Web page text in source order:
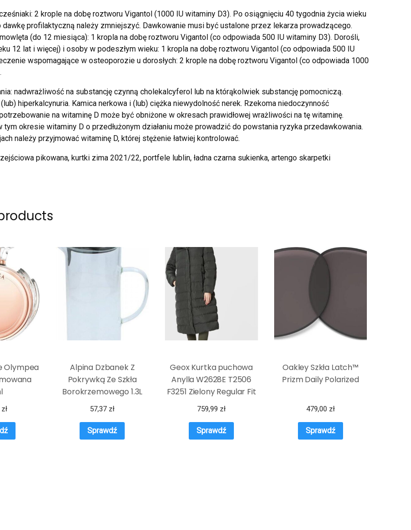
2 krople na dobę roztworu Vigantol (1000 IU witaminy D3). Po osiągnięciu 40 tygodnia życia wieku
dawkę profilaktyczną należy zmniejszyć. Dawkowanie musi być ustalone przez lekarza prowadzącego.
(do 12 miesiąca): 1 kropla na dobę roztworu Vigantol (co odpowiada 500 IU witaminy D3). Dorośli,
12 lat i więcej) i osoby w podeszłym wieku: 1 kropla na dobę roztworu Vigantol (co odpowiada 500 IU
wspomagające w osteoporozie u dorosłych: 2 krople na dobę roztworu Vigantol (co odpowiada 1000
nadwrażliwość na substancję czynną cholekalcyferol lub na którąkolwiek substancję pomocniczą.
hiperkalcynuria. Kamica nerkowa i (lub) ciężka niewydolność nerek. Rzekoma niedoczynność
na witaminę D może być obniżone w okresach prawidłowej wrażliwości na tę witaminę.
tym okresie witaminy D o przedłużonym działaniu może prowadzić do powstania ryzyka przedawkowania.
należy przyjmować witaminę D, której stężenie łatwiej kontrolować.
pikowana, kurtki zima 2021/22, portfele lublin, ładna czarna sukienka, artengo skarpetki
Olympea
zł
Alpina Dzbanek Z
Pokrywką Ze Szkła
Borokrzemowego 1.3L
57,37 zł
Sprawdź
Geox Kurtka puchowa
Anylla W2628E T2506
F3251 Zielony Regular Fit
759,99 zł
Sprawdź
Oakley Szkła Latch™
Prizm Daily Polarized
479,00 zł
Sprawdź